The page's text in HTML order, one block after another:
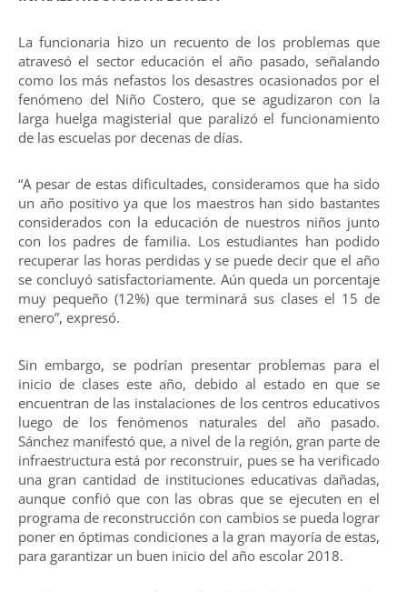
La funcionaria hizo un recuento de los problemas que
atravesó el sector educación el año pasado, señalando
como los más nefastos los desastres ocasionados por el
fenómeno del Niño Costero, que se agudizaron con la
larga huelga magisterial que paralizó el funcionamiento
de las escuelas por decenas de días.
“A pesar de estas dificultades, consideramos que ha sido
un año positivo ya que los maestros han sido bastantes
considerados con la educación de nuestros niños junto
con los padres de familia. Los estudiantes han podido
recuperar las horas perdidas y se puede decir que el año
se concluyó satisfactoriamente. Aún queda un porcentaje
muy pequeño (12%) que terminará sus clases el 15 de
enero”, expresó.
Sin embargo, se podrían presentar problemas para el
inicio de clases este año, debido al estado en que se
encuentran de las instalaciones de los centros educativos
luego de los fenómenos naturales del año pasado.
Sánchez manifestó que, a nivel de la región, gran parte de
infraestructura está por reconstruir, pues se ha verificado
una gran cantidad de instituciones educativas dañadas,
aunque confió que con las obras que se ejecuten en el
programa de reconstrucción con cambios se pueda lograr
poner en óptimas condiciones a la gran mayoría de estas,
para garantizar un buen inicio del año escolar 2018.